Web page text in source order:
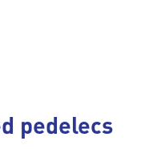
pedelecs